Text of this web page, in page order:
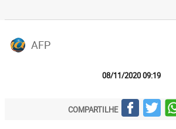
AFP
08/11/2020 09:19
COMPARTILHE